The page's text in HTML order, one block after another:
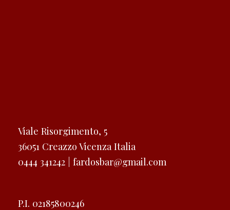
Viale Risorgimento, 5
36051 Creazzo Vicenza Italia
0444 341242 | fardosbar@gmail.com
P.I. 02185800246